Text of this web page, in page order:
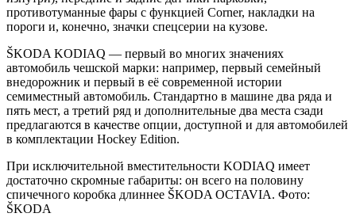
противотуманные фары с функцией Corner, накладки на
пороги и, конечно, значки спецсерии на кузове.
ŠKODA KODIAQ — первый во многих значениях
автомобиль чешской марки: например, первый семейный
внедорожник и первый в её современной истории
семиместный автомобиль. Стандартно в машине два ряда и
пять мест, а третий ряд и дополнительные два места сзади
предлагаются в качестве опции, доступной и для автомобилей
в комплектации Hockey Edition.
При исключительной вместительности KODIAQ имеет
достаточно скромные габариты: он всего на половину
спичечного коробка длиннее ŠKODA OCTAVIA. Фото:
ŠKODA